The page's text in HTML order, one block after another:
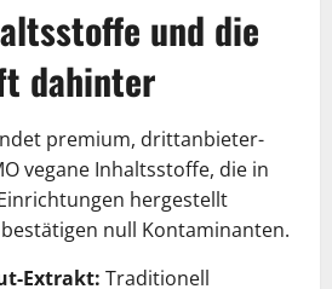
und die
dahinter
premium, drittanbieter-
vegane Inhaltsstoffe, die in
hergestellt
null Kontaminanten.
Extrakt: Traditionell